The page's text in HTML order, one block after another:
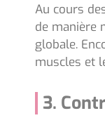
Au cours
de manière
globale.
muscles et
3.